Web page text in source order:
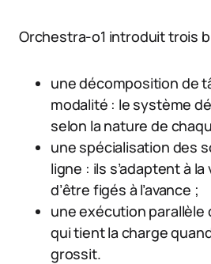
Orchestra-o1 introduit trois
une décomposition de
modalité : le système
selon la nature de
une spécialisation des
ligne : ils s’adaptent à
d’être figés à l’avance ;
une exécution
qui tient la charge
grossit.